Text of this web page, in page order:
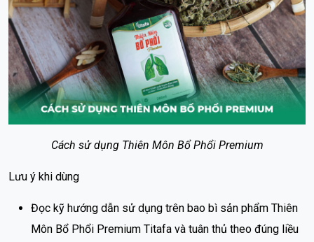
Cách sử dụng Thiên Môn Bổ Phổi Premium
Lưu ý khi dùng
Đọc kỹ hướng dẫn sử dụng trên bao bì sản phẩm Thiên
Môn Bổ Phổi Premium Titafa và tuân thủ theo đúng liều